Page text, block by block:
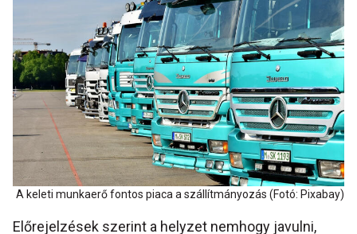
A keleti munkaerő fontos piaca a szállítmányozás (Fotó: Pixabay)
Előrejelzések szerint a helyzet nemhogy javulni,